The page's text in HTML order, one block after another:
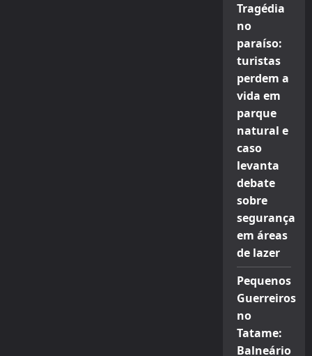
Tragédia
no
paraíso:
turistas
perdem a
vida em
parque
natural e
caso
levanta
debate
sobre
segurança
em áreas
de lazer
Pequenos
Guerreiros
no
Tatame:
Balneário